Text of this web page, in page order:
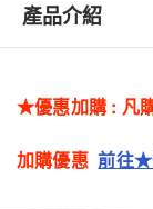
產品介紹
★優惠加購 : 凡
加購優惠前往★